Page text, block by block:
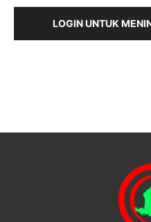
LOGIN UNTUK